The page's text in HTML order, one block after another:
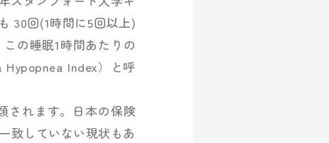
30回(1時間に5回以上)
の睡眠1時間あたりの
Hypopnea Index）と呼
されます。日本の保険
致していない現状もあ